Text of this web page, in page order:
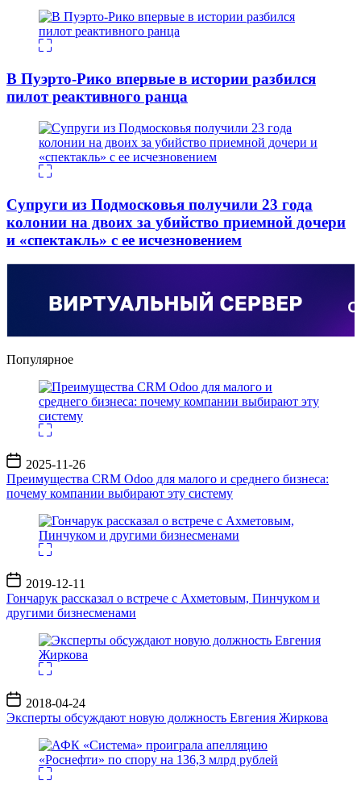
В Пуэрто-Рико впервые в истории разбился
пилот реактивного ранца
Супруги из Подмосковья получили 23 года
колонии на двоих за убийство приемной дочери
и «спектакль» с ее исчезновением
Популярное
Дата
записи
2025-11-26
Преимущества CRM Odoo для малого и среднего бизнеса:
почему компании выбирают эту систему
Дата
записи
2019-12-11
Гончарук рассказал о встрече с Ахметовым, Пинчуком и
другими бизнесменами
Дата
записи
2018-04-24
Эксперты обсуждают новую должность Евгения Жиркова